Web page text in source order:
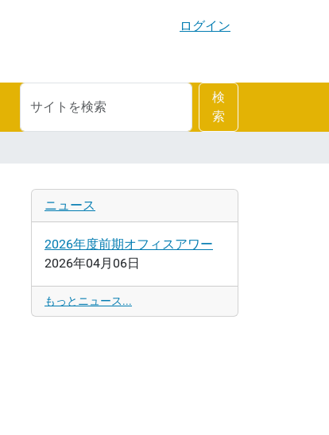
ログイン
サ
イ
ト
検
索
詳
細
検
ニュース
2026年度前期オフィスアワー
2026年04月06日
もっとニュース...